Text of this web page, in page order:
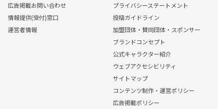
広告掲載お問い合わせ
情報提供(受付)窓口
運営者情報
プライバシーステートメント
投稿ガイドライン
加盟団体・賛同団体・スポンサー
ブランドコンセプト
公式キャラクター紹介
ウェブアクセシビリティ
サイトマップ
コンテンツ制作・運営ポリシー
広告掲載ポリシー